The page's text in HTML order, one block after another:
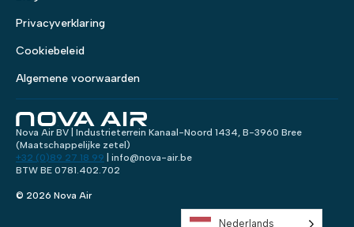
Privacyverklaring
Cookiebeleid
Algemene voorwaarden
© 2026 Nova Air
+32 (0)89 27 18 99 | info@nova-air.be
BTW BE 0781.402.702
Nova Air BV | Industrieterrein Kanaal-Noord 1434, B-3960 Bree
(Maatschappelijke zetel)
Nederlands